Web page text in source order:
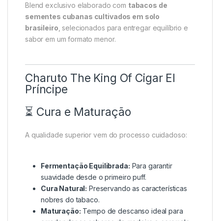
Blend exclusivo elaborado com tabacos de
sementes cubanas cultivados em solo
brasileiro , selecionados para entregar equilíbrio e
sabor em um formato menor.
Charuto The King Of Cigar El
Príncipe
⏳ Cura e Maturação
A qualidade superior vem do processo cuidadoso:
Fermentação Equilibrada: Para garantir
suavidade desde o primeiro puff.
Cura Natural: Preservando as características
nobres do tabaco.
Maturação: Tempo de descanso ideal para